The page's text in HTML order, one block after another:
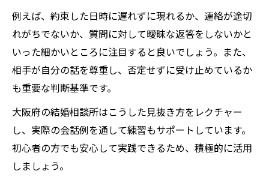
例えば、約束した日時に遅れずに現れるか、連絡が途切
れがちでないか、質問に対して曖昧な返答をしないかと
いった細かいところに注目すると良いでしょう。また、
相手が自分の話を尊重し、否定せずに受け止めているか
も重要な判断基準です。
大阪府の結婚相談所はこうした見抜き方をレクチャー
し、実際の会話例を通して練習もサポートしています。
初心者の方でも安心して実践できるため、積極的に活用
しましょう。